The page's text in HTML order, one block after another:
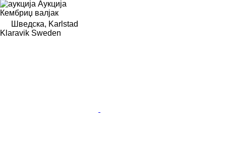
Аукција
Кембриџ валјак
Шведска, Karlstad
Klaravik Sweden